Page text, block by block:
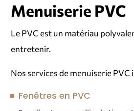
Menuiserie PVC
Le PVC est un matériau
entretenir.
Nos services de menuiserie PVC
Fenêtres en PVC